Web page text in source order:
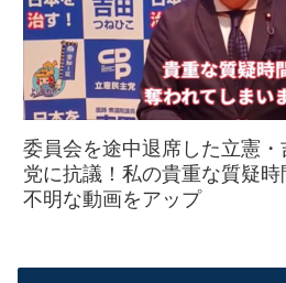
委員会を途中退席した立憲
党に抗議！私の貴重な質疑
不明な動画をアップ